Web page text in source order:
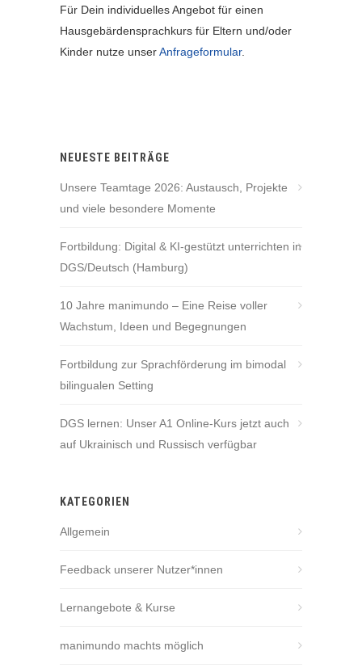
Für Dein individuelles Angebot für einen
Hausgebärdensprachkurs für Eltern und/oder
Kinder nutze unserAnfrageformular.
NEUESTE BEITRÄGE
Unsere Teamtage 2026: Austausch, Projekte
und viele besondere Momente
Fortbildung: Digital & KI-gestützt unterrichten in
DGS/Deutsch (Hamburg)
10 Jahre manimundo – Eine Reise voller
Wachstum, Ideen und Begegnungen
Fortbildung zur Sprachförderung im bimodal
bilingualen Setting
DGS lernen: Unser A1 Online-Kurs jetzt auch
auf Ukrainisch und Russisch verfügbar
KATEGORIEN
Allgemein
Feedback unserer Nutzer*innen
Lernangebote & Kurse
manimundo machts möglich